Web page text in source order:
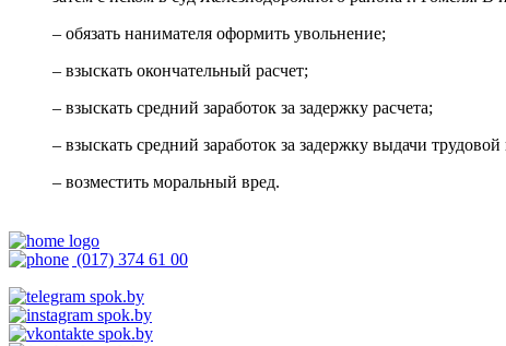
– обязать нанимателя оформить увольнение;
– взыскать окончательный расчет;
– взыскать средний заработок за задержку расчета;
– взыскать средний заработок за задержку выдачи
– возместить моральный вред.
(017) 374 61 00